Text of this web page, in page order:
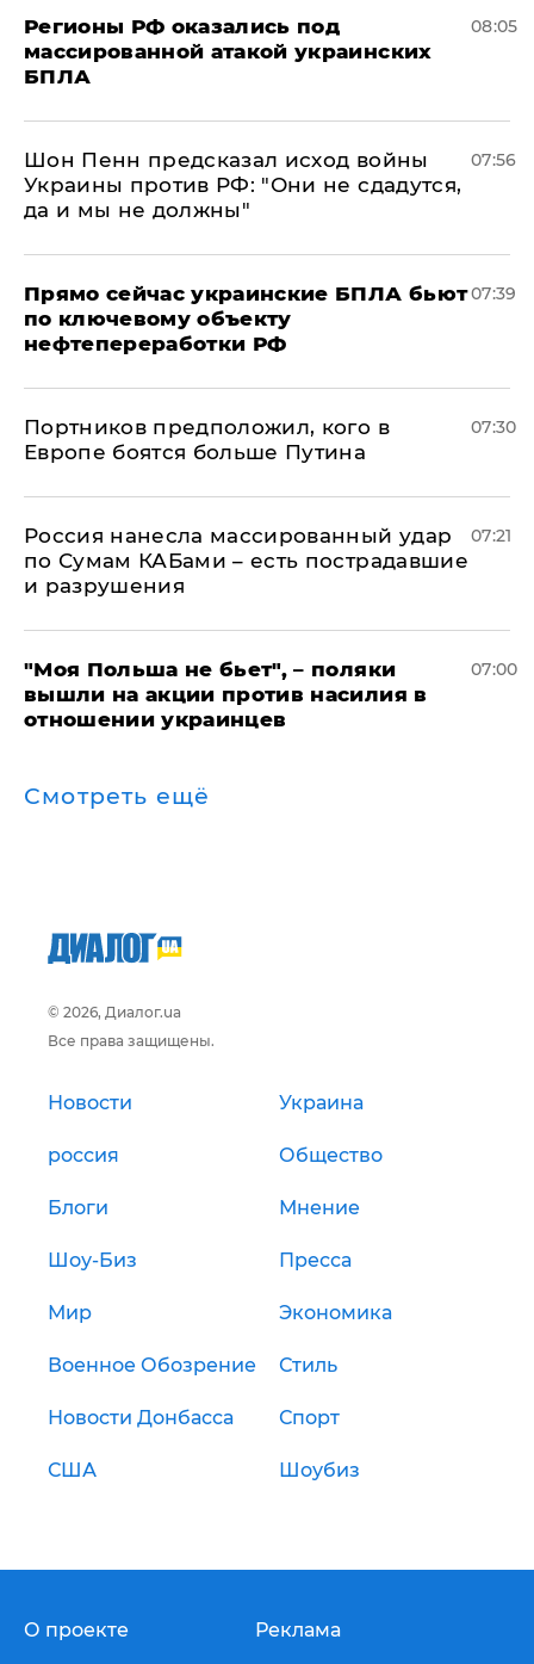
Регионы РФ оказались под
массированной атакой украинских
БПЛА
08:05
Шон Пенн предсказал исход войны
Украины против РФ: "Они не сдадутся,
да и мы не должны"
07:56
Прямо сейчас украинские БПЛА бьют
по ключевому объекту
нефтепереработки РФ
07:39
Портников предположил, кого в
Европе боятся больше Путина
07:30
Россия нанесла массированный удар
по Сумам КАБами – есть пострадавшие
и разрушения
07:21
"Моя Польша не бьет", – поляки
вышли на акции против насилия в
отношении украинцев
07:00
Смотреть ещё
© 2026, Диалог.ua
Все права защищены.
Новости Украина
россия Общество
Блоги Мнение
Шоу-Биз Пресса
Мир Экономика
Военное Обозрение Стиль
Новости Донбасса Спорт
США Шоубиз
О проекте Реклама